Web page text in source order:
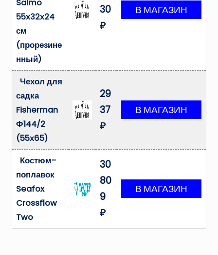
Salmo
55х32х24
см
(прорезине
нный)
30
₽
Чехол для
садка
Fisherman
Ф144/2
(55х65)
29
37
₽
Костюм-
поплавок
Seafox
Crossflow
Two
30
80
9
₽